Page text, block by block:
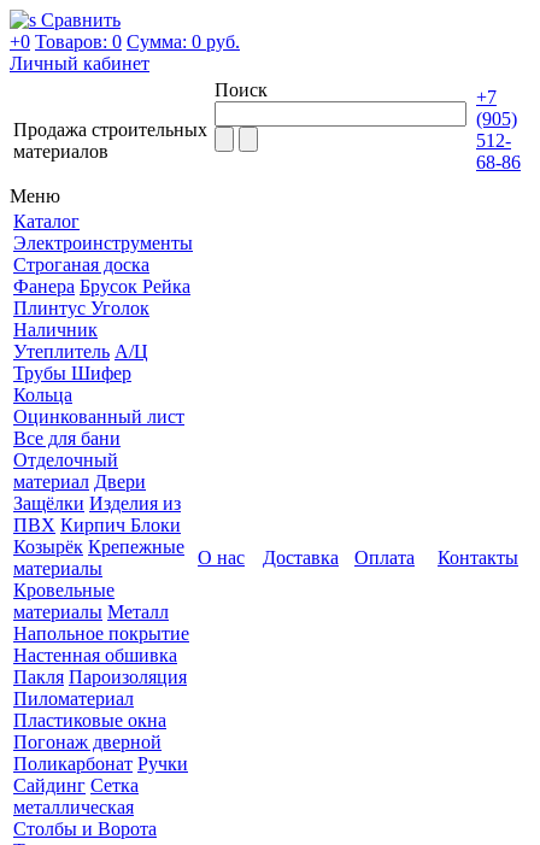
Сравнить
+0 Товаров: 0 Сумма: 0 руб.
Личный кабинет
Продажа строительных
материалов
Поиск
+7
(905)
512-
68-86
Меню
Каталог
Электроинструменты
Строганая доска
Фанера Брусок Рейка
Плинтус Уголок
Наличник
Утеплитель А/Ц
Трубы Шифер
Кольца
Оцинкованный лист
Все для бани
Отделочный
материал Двери
Защёлки Изделия из
ПВХ Кирпич Блоки
Козырёк Крепежные
материалы
Кровельные
материалы Металл
Напольное покрытие
Настенная обшивка
Пакля Пароизоляция
Пиломатериал
Пластиковые окна
Погонаж дверной
Поликарбонат Ручки
Сайдинг Сетка
металлическая
Столбы и Ворота
О нас Доставка Оплата Контакты